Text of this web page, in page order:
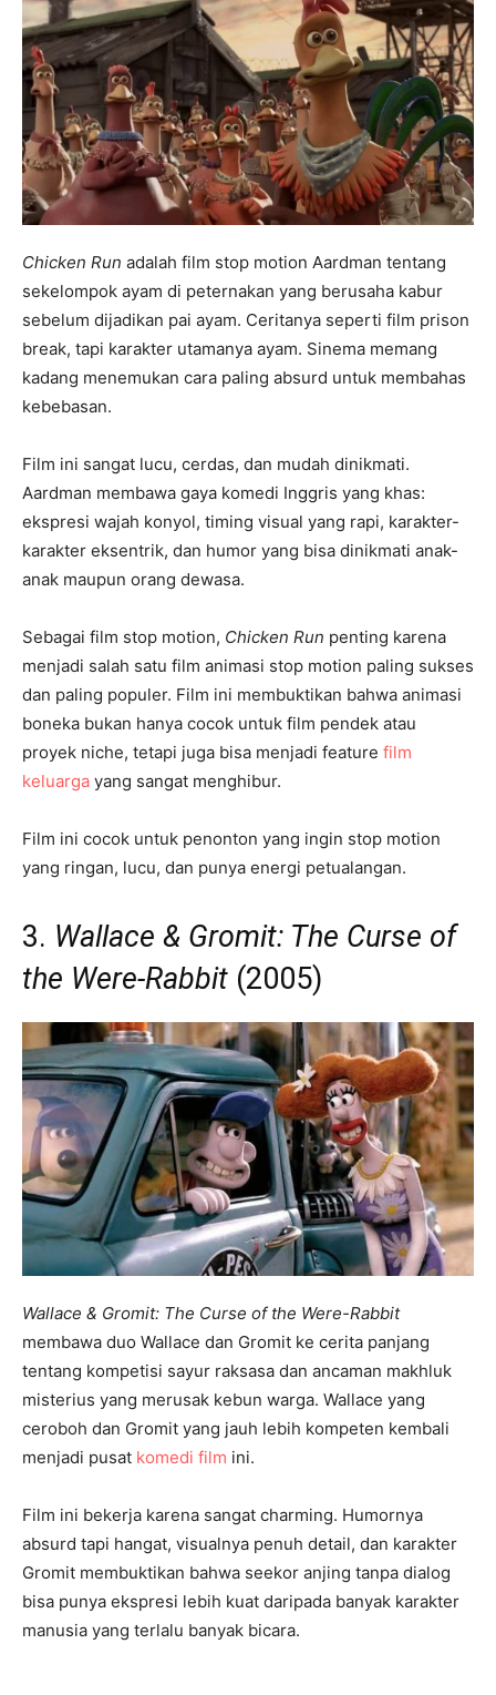
Chicken Run adalah film stop motion Aardman tentang
sekelompok ayam di peternakan yang berusaha kabur
sebelum dijadikan pai ayam. Ceritanya seperti film prison
break, tapi karakter utamanya ayam. Sinema memang
kadang menemukan cara paling absurd untuk membahas
kebebasan.
Film ini sangat lucu, cerdas, dan mudah dinikmati.
Aardman membawa gaya komedi Inggris yang khas:
ekspresi wajah konyol, timing visual yang rapi, karakter-
karakter eksentrik, dan humor yang bisa dinikmati anak-
anak maupun orang dewasa.
Sebagai film stop motion, Chicken Run penting karena
menjadi salah satu film animasi stop motion paling sukses
dan paling populer. Film ini membuktikan bahwa animasi
boneka bukan hanya cocok untuk film pendek atau
proyek niche, tetapi juga bisa menjadi feature film
keluarga yang sangat menghibur.
Film ini cocok untuk penonton yang ingin stop motion
yang ringan, lucu, dan punya energi petualangan.
3. Wallace & Gromit: The Curse of
the Were-Rabbit (2005)
Wallace & Gromit: The Curse of the Were-Rabbit
membawa duo Wallace dan Gromit ke cerita panjang
tentang kompetisi sayur raksasa dan ancaman makhluk
misterius yang merusak kebun warga. Wallace yang
ceroboh dan Gromit yang jauh lebih kompeten kembali
menjadi pusat komedi film ini.
Film ini bekerja karena sangat charming. Humornya
absurd tapi hangat, visualnya penuh detail, dan karakter
Gromit membuktikan bahwa seekor anjing tanpa dialog
bisa punya ekspresi lebih kuat daripada banyak karakter
manusia yang terlalu banyak bicara.